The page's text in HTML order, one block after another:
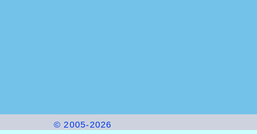
© 2005-2026